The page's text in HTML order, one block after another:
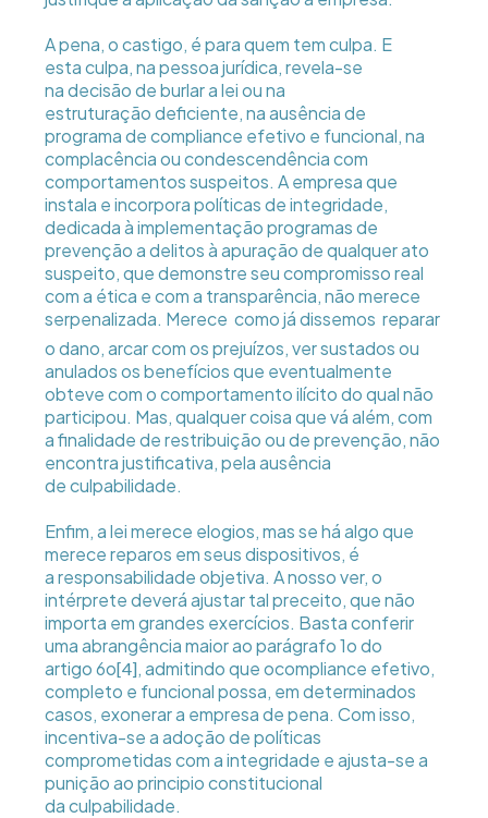
A pena, o castigo, é para quem tem culpa. E
esta culpa, na pessoa jurídica, revela-se
na decisão de burlar a lei ou na
estruturação deficiente, na ausência de
programa de compliance efetivo e funcional, na
complacência ou condescendência com
comportamentos suspeitos. A empresa que
instala e incorpora políticas de integridade,
dedicada à implementação programas de
prevenção a delitos à apuração de qualquer ato
suspeito, que demonstre seu compromisso real
com a ética e com a transparência, não merece
serpenalizada. Merece  como já dissemos  reparar
o dano, arcar com os prejuízos, ver sustados ou
anulados os benefícios que eventualmente
obteve com o comportamento ilícito do qual não
participou. Mas, qualquer coisa que vá além, com
a finalidade de restribuição ou de prevenção, não
encontra justificativa, pela ausência
de culpabilidade.
Enfim, a lei merece elogios, mas se há algo que
merece reparos em seus dispositivos, é
a responsabilidade objetiva. A nosso ver, o
intérprete deverá ajustar tal preceito, que não
importa em grandes exercícios. Basta conferir
uma abrangência maior ao parágrafo 1o do
artigo 6o[4], admitindo que ocompliance efetivo,
completo e funcional possa, em determinados
casos, exonerar a empresa de pena. Com isso,
incentiva-se a adoção de políticas
comprometidas com a integridade e ajusta-se a
punição ao principio constitucional
da culpabilidade.